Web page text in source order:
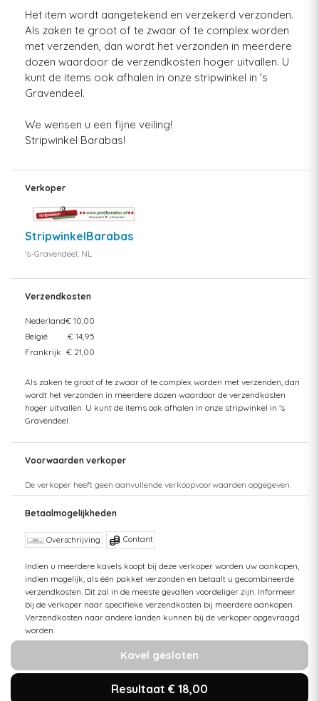
Het item wordt aangetekend en verzekerd verzonden.
Als zaken te groot of te zwaar of te complex worden
met verzenden, dan wordt het verzonden in meerdere
dozen waardoor de verzendkosten hoger uitvallen. U
kunt de items ook afhalen in onze stripwinkel in 's
Gravendeel.
We wensen u een fijne veiling!
Stripwinkel Barabas!
Verkoper
StripwinkelBarabas
's-Gravendeel, NL
Verzendkosten
Nederland€ 10,00
België
€ 14,95
Frankrijk € 21,00
Als zaken te groot of te zwaar of te complex worden met verzenden, dan
wordt het verzonden in meerdere dozen waardoor de verzendkosten
hoger uitvallen. U kunt de items ook afhalen in onze stripwinkel in 's
Gravendeel.
Voorwaarden verkoper
De verkoper heeft geen aanvullende verkoopvoorwaarden opgegeven.
Betaalmogelijkheden
Overschrijving Contant
Indien u meerdere kavels koopt bij deze verkoper worden uw aankopen,
indien mogelijk, als één pakket verzonden en betaalt u gecombineerde
verzendkosten. Dit zal in de meeste gevallen voordeliger zijn. Informeer
bij de verkoper naar specifieke verzendkosten bij meerdere aankopen.
Verzendkosten naar andere landen kunnen bij de verkoper opgevraagd
worden.
Kavel gesloten
Resultaat € 18,00